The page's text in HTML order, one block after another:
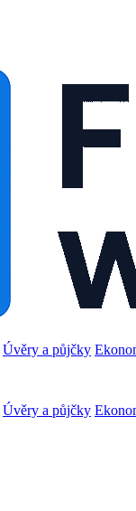
Úvěry a půjčky
Úvěry a půjčky